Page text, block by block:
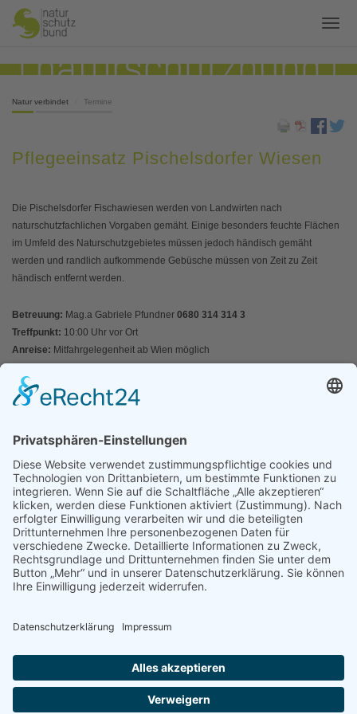
Natur verbindet Termine
Pflegeeinsatz Pischelsdorfer Wiesen
Die Pischelsdorfer Fischawiesen werden von Landwirten nach
naturschutzfachlichen Vorgaben gemäht. Einige besonders feuchte Flächen
im Umfeld des Naturschutzgebietes müssen jedoch händisch gemäht
werden und randlich aufkommende Gebüsche müssen von Zeit zu Zeit
händisch entfernt werden.
Betreuung: Mag.a Gabriele Pfundner 0680 314 314 3
Treffpunkt: 10:00 Uhr vor Ort
Anreise: Mitfahrgelegenheit ab Wien möglich
Anmeldung erbeten!
Anmeldung + Auskunftunter Tel. 01/402 93 94, Montag bis Donnerstag von
COVID-19: In Anbetracht der derzeitigen Situation, bitten wir eigene
Arbeitshandschuhe mitzunehmen, Abstand zu anderen Teilnehmer*innen zu
halten und Werkzeuge die Sie verwenden nicht weiterzugeben. Wir haben
hierfür Desinfektionsmittel dabei, so können wir gemeinsam einen
produktiven Tag miteinander verbringen, an dem sich jede/jeder wohlfühlt!
Zurück